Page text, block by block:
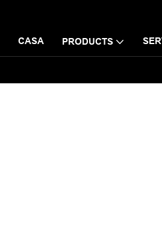
CASA PRODUCTS